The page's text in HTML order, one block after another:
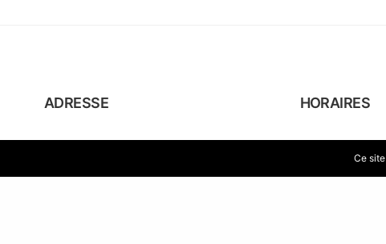
ADRESSE
64800 Coarraze
HORAIRES
Accueil du
Lundi au
Ce